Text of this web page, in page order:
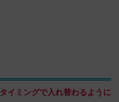
タイミングで入れ替わるように